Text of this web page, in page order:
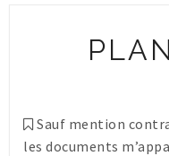
Sauf mention
les documents